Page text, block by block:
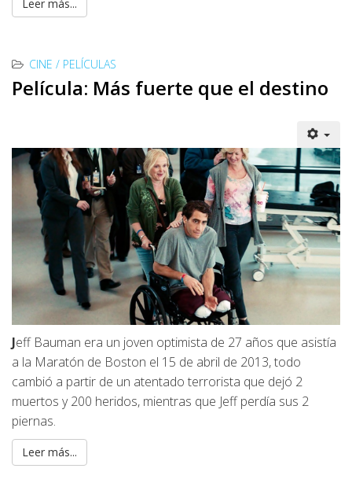
Leer más...
CINE / PELÍCULAS
Película: Más fuerte que el destino
Jeff Bauman era un joven optimista de 27 años que asistía
a la Maratón de Boston el 15 de abril de 2013, todo
cambió a partir de un atentado terrorista que dejó 2
muertos y 200 heridos, mientras que Jeff perdía sus 2
piernas.
Leer más...